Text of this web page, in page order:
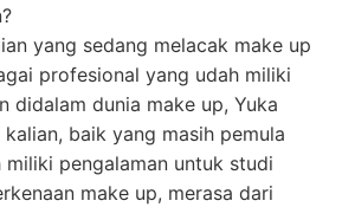
yang sedang melacak make up
profesional yang udah miliki
didalam dunia make up, Yuka
baik yang masih pemula
pengalaman untuk studi
make up, merasa dari